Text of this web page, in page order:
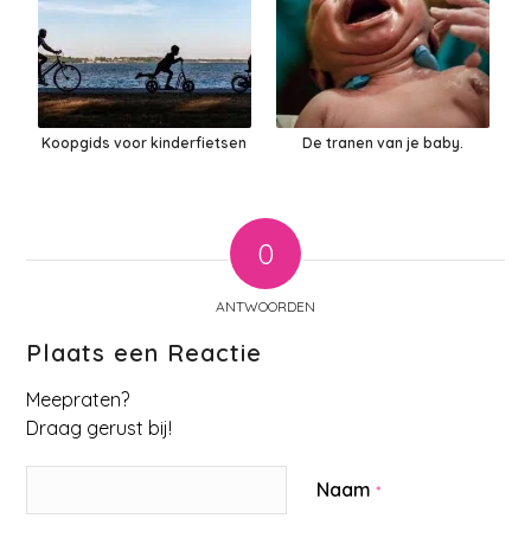
Koopgids voor kinderfietsen De tranen van je baby.
0
ANTWOORDEN
Plaats een Reactie
Meepraten?
Draag gerust bij!
Naam*